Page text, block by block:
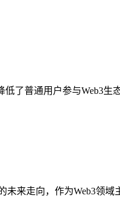
了普通用户参与Web3
来走向，作为Web3领